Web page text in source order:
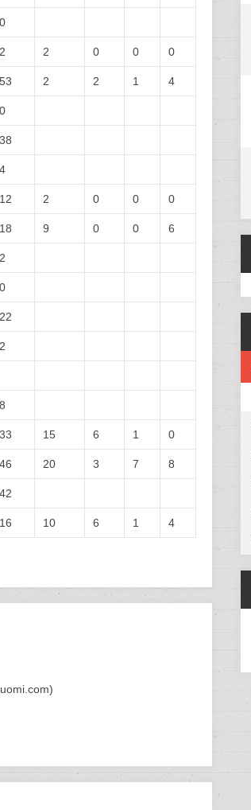
0
2 2 0 0 0
53 2 2 1 4
0
38
4
12 2 0 0 0
18 9 0 0 6
2
0
22
2
8
33 15 6 1 0
46 20 3 7 8
42
16 10 6 1 4
)